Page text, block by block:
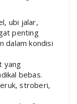
ubi jalar,
penting
dalam kondisi
yang
bebas.
stroberi,